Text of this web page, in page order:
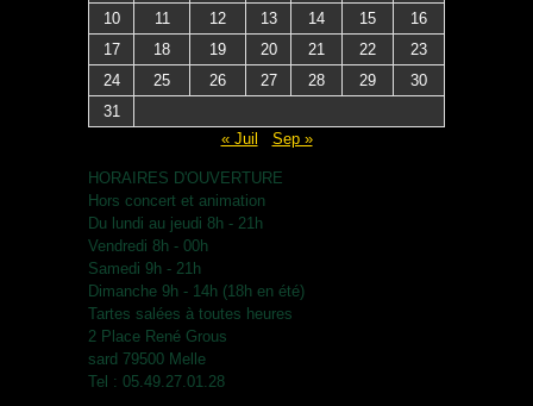
10
11 12 13 14 15
16
17
18 19 20 21 22
23
24
25 26 27 28 29
30
31
« Juil
Sep »
HORAIRES D'OUVERTURE
Hors concert et animation
Du lundi au jeudi 8h - 21h
Vendredi 8h - 00h
Samedi 9h - 21h
Dimanche 9h - 14h (18h en été)
Tartes salées à toutes heures
2 Place René Grous
sard 79500 Melle
Tel : 05.49.27.01.28